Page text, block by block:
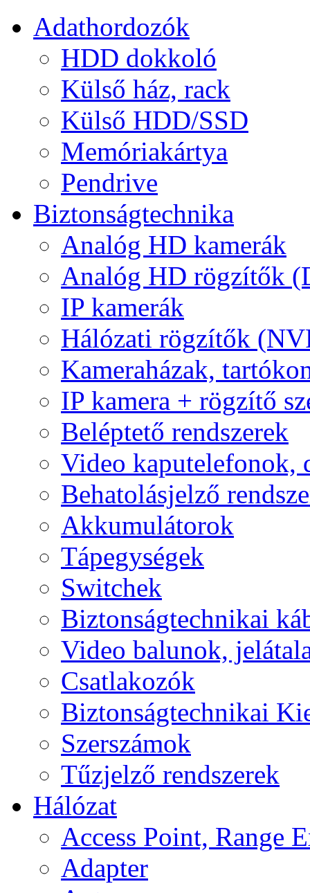
Adathordozók
HDD dokkoló
Külső ház, rack
Külső HDD/SSD
Memóriakártya
Pendrive
Biztonságtechnika
Analóg HD kamerák
Analóg HD rögzítők
IP kamerák
Hálózati rögzítők
Kameraházak,
IP kamera + rögzítő
Beléptető rendszerek
Video kaputelefonok,
Behatolásjelző
Akkumulátorok
Tápegységek
Switchek
Biztonságtechnikai
Video balunok,
Csatlakozók
Biztonságtechnikai
Szerszámok
Tűzjelző rendszerek
Hálózat
Access Point, Range
Adapter